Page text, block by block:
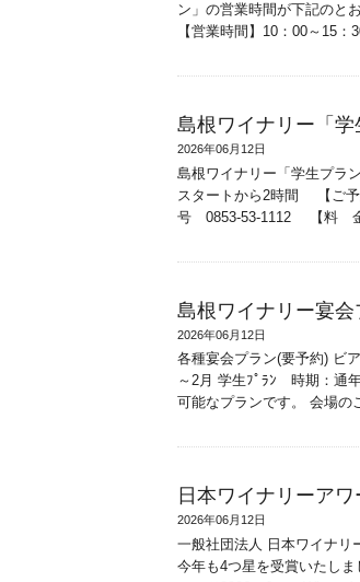
ン」の営業時間が下記のと
【営業時間】10：00～15：
島根ワイナリー「学
2026年06月12日
島根ワイナリー「学生プ
スタートから2時間 【ご
号 0853-53-1112 【料
島根ワイナリー宴会
2026年06月12日
各種宴会プラン(要予約) ビ
～2月 学生ﾌﾟﾗﾝ 時期：通
可能なプランです。 会場の
日本ワイナリーア
2026年06月12日
一般社団法人 日本ワイナリ
今年も4つ星を受賞いたし